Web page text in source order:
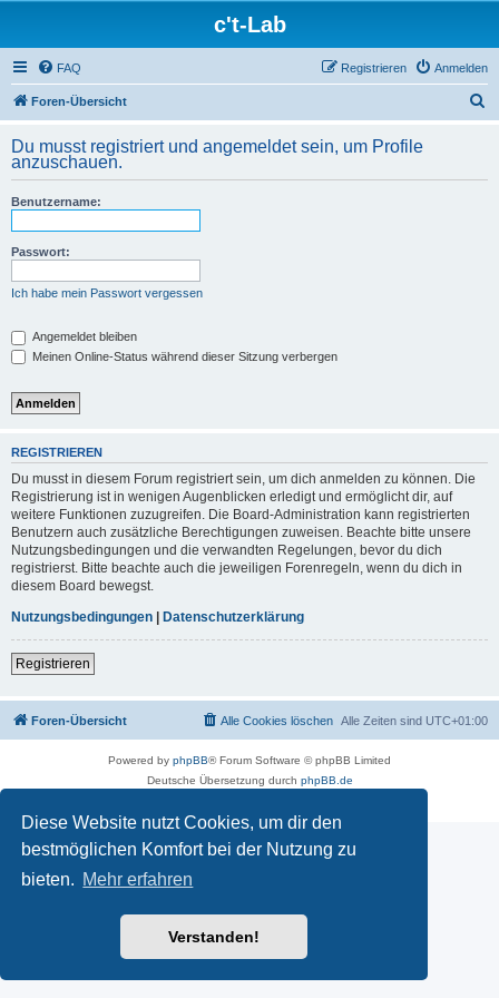
Diese Website nutzt Cookies, um dir den
bestmöglichen Komfort bei der Nutzung zu
bieten. Mehr erfahren
Verstanden!
c't-Lab
FAQ Anmelden
Registrieren
Foren-Übersicht
h
Du musst registriert und angemeldet sein, um Profile
anzuschauen.
Benutzername:
Passwort:
Ich habe mein Passwort vergessen
Angemeldet bleiben
Meinen Online-Status während dieser Sitzung verbergen
REGISTRIEREN
Du musst in diesem Forum registriert sein, um dich anmelden zu können. Die
Registrierung ist in wenigen Augenblicken erledigt und ermöglicht dir, auf
weitere Funktionen zuzugreifen. Die Board-Administration kann registrierten
Benutzern auch zusätzliche Berechtigungen zuweisen. Beachte bitte unsere
Nutzungsbedingungen und die verwandten Regelungen, bevor du dich
registrierst. Bitte beachte auch die jeweiligen Forenregeln, wenn du dich in
diesem Board bewegst.
Nutzungsbedingungen | Datenschutzerklärung
Registrieren
Foren-Übersicht Alle Zeiten sind UTC+01:00
Alle Cookies löschen
Powered by phpBB® Forum Software © phpBB Limited
Deutsche Übersetzung durch phpBB.de